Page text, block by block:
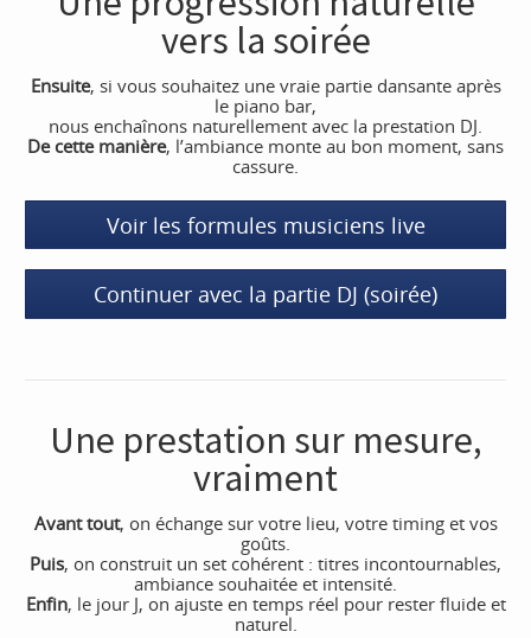
vers la soirée
Ensuite, si vous souhaitez une vraie partie dansante après
le piano bar,
nous enchaînons naturellement avec la prestation DJ.
De cette manière, l’ambiance monte au bon moment, sans
cassure.
Voir les formules musiciens live
Continuer avec la partie DJ (soirée)
Une prestation sur mesure,
vraiment
Avant tout, on échange sur votre lieu, votre timing et vos
goûts.
Puis, on construit un set cohérent : titres incontournables,
ambiance souhaitée et intensité.
Enfin, le jour J, on ajuste en temps réel pour rester fluide et
naturel.